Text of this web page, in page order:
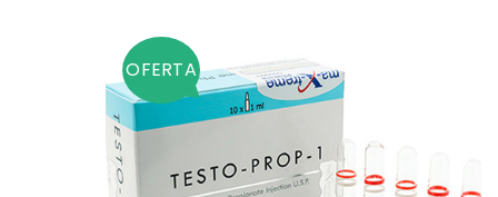
OFERTA